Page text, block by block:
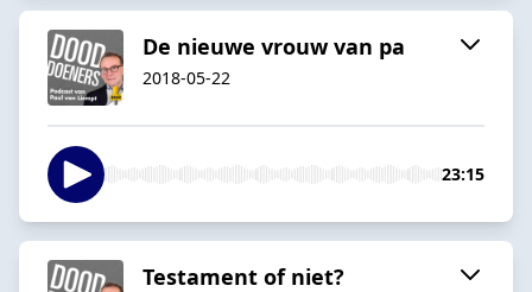
De nieuwe vrouw van pa
2018-05-22
23:15
Testament of niet?